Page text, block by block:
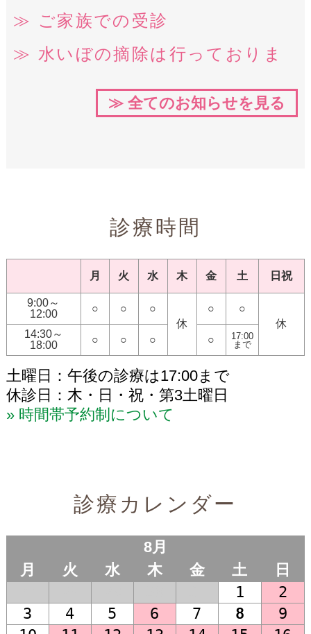
ご家族での受診
水いぼの摘除は行っておりま
ピアスの穴あけは行っており
窓口でのお支払は現金のみで
す
電子的診療情報連携体制整備加
算に関する掲示
一般名処方加算に関する掲示
≫ 全てのお知らせを見る
診療時間
月 火 水 木 金 土 日祝
9:00～
12:00
○ ○
○
休
○
○
休
14:30～
18:00
○ ○ ○ ○
17:00
まで
土曜日：午後の診療は17:00まで
休診日：木・日・祝・第3土曜日
時間帯予約制について
診療カレンダー
8月
月
火 水 木 金 土
日
1
2
3
4 5 6 7 8
9